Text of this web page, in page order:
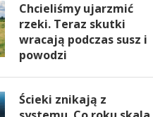
Chcieliśmy ujarzmić
rzeki. Teraz skutki
wracają podczas susz i
powodzi
Ścieki znikają z